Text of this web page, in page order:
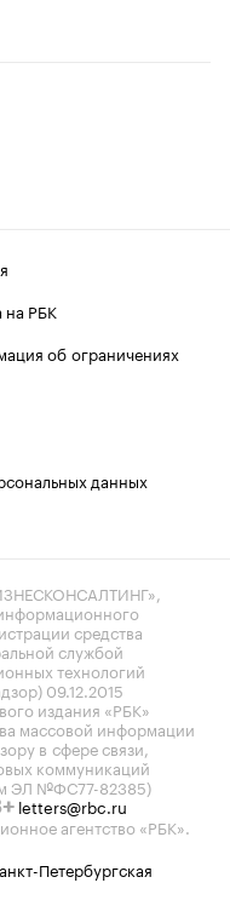
на РБК
об ограничениях
данных
средства
службой
технологий
09.12.2015
издания «РБК»
массовой информации
в сфере связи,
коммуникаций
ЭЛ №ФС77-82385)
letters@rbc.ru
агентство «РБК».
Петербургская